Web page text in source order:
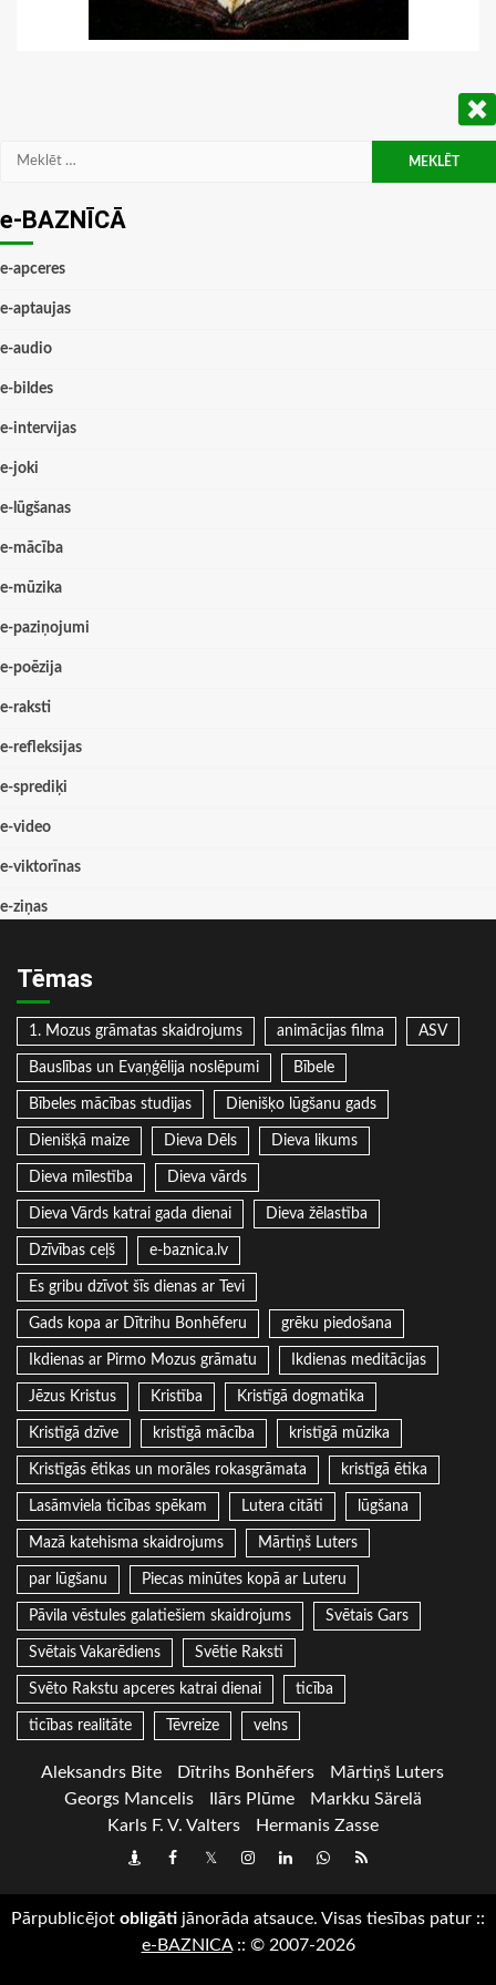
Meklēt:
e-BAZNĪCĀ
e-apceres
e-aptaujas
e-audio
e-bildes
e-intervijas
e-joki
e-lūgšanas
e-mācība
e-mūzika
e-paziņojumi
e-poēzija
e-raksti
e-refleksijas
e-sprediķi
e-video
e-viktorīnas
e-ziņas
Tēmas
1. Mozus grāmatas skaidrojums animācijas filma ASV
Bauslības un Evaņģēlija noslēpumi Bībele
Bībeles mācības studijas Dienišķo lūgšanu gads
Dienišķā maize Dieva Dēls Dieva likums
Dieva mīlestība Dieva vārds
Dieva Vārds katrai gada dienai Dieva žēlastība
Dzīvības ceļš e-baznica.lv
Es gribu dzīvot šīs dienas ar Tevi
Gads kopa ar Dītrihu Bonhēferu grēku piedošana
Ikdienas ar Pirmo Mozus grāmatu Ikdienas meditācijas
Jēzus Kristus Kristība Kristīgā dogmatika
Kristīgā dzīve kristīgā mācība kristīgā mūzika
Kristīgās ētikas un morāles rokasgrāmata kristīgā ētika
Lasāmviela ticības spēkam Lutera citāti lūgšana
Mazā katehisma skaidrojums Mārtiņš Luters
par lūgšanu Piecas minūtes kopā ar Luteru
Pāvila vēstules galatiešiem skaidrojums Svētais Gars
Svētais Vakarēdiens Svētie Raksti
Svēto Rakstu apceres katrai dienai ticība
ticības realitāte Tēvreize velns
Aleksandrs Bite Dītrihs Bonhēfers
Mārtiņš Luters
Georgs Mancelis
Ilārs Plūme
Markku Särelä
Karls F. V. Valters
Hermanis Zasse
DraugiemFacebook
TwitterInstagram
LinkedInwhatsapp
RSS
Pārpublicējot obligāti jānorāda atsauce. Visas tiesības patur ::
e-BAZNICA:: © 2007-2026